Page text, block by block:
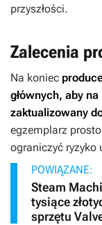
przyszłości.
Zalecenia
Na koniec
głównych, aby
zaktualizowany
egzemplarz
ograniczyć ryzyko
POWIĄZANE:
Steam
tysiące
sprzętu